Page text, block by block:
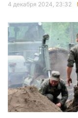
4 декабря 2024, 23:32